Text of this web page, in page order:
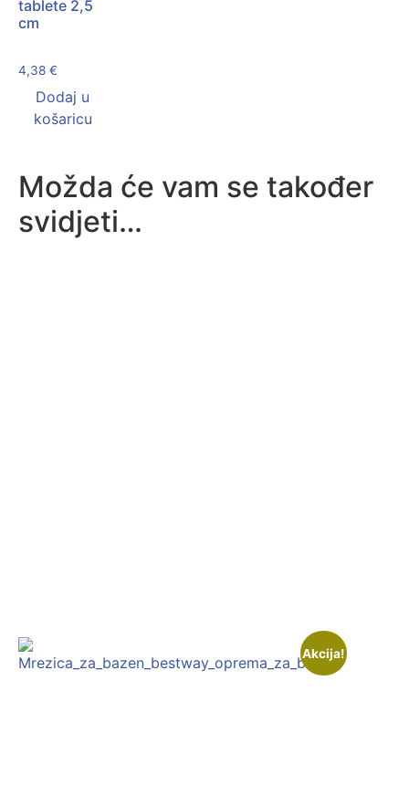
tablete 2,5
cm
4,38 €
Dodaj u
košaricu
Možda će vam se također
svidjeti…
Akcija!